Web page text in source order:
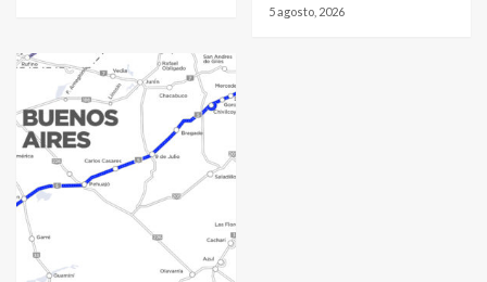
5 agosto, 2026